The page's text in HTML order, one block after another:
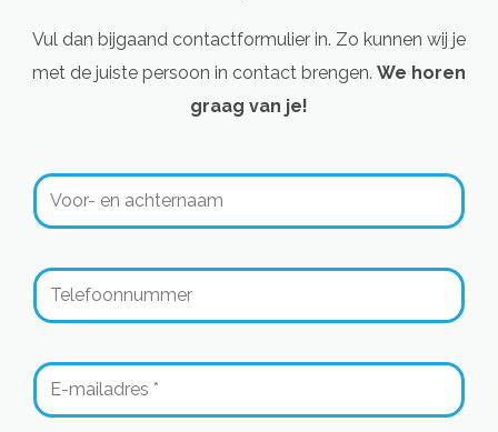
Vul dan bijgaand contactformulier in. Zo kunnen wij je
met de juiste persoon in contact brengen. We horen
graag van je!